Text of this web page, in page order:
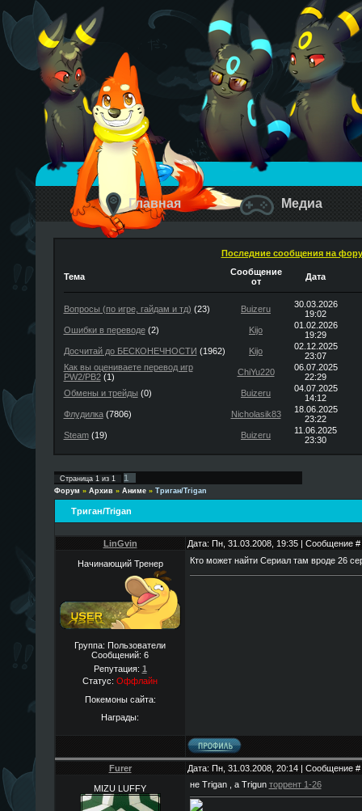
Главная Медиа
Последние сообщения на
Тема
Сообщение
от
Дата
Вопросы (по игре, гайдам и тд) (23) Buizeru
30.03.2026
19:02
Ошибки в переводе(2) Kijo
01.02.2026
19:29
Досчитай до БЕСКОНЕЧНОСТИ (1962) Kijo
02.12.2025
23:07
Как вы оцениваете перевод игр
PW2/PB2(1) ChiYu220
06.07.2025
22:29
Обмены и трейды (0) Buizeru
04.07.2025
14:12
Флудилка(7806) Nicholasik83
18.06.2025
23:22
Steam(19) Buizeru
11.06.2025
23:30
Страница 1из 1 1
Форум » Архив » Аниме » Триган/Trigan
Триган/Trigan
LinGvin Дата: Пн, 31.03.2008, 19:35 | Сообщение #
Начинающий Тренер
Группа: Пользователи
Сообщений: 6
Репутация: 1
Статус: Оффлайн
Покемоны сайта:
Награды:
Кто может найти Сериал там вроде 26
Furer Дата: Пн, 31.03.2008, 20:14 | Сообщение #
MIZU LUFFY не Trigan , а Trigun торрент 1-26